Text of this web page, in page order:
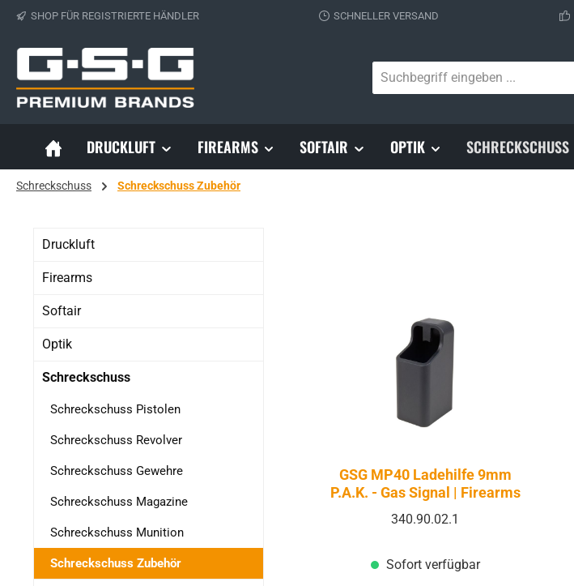
Hauptinhalt springen
Zur Suche springen
Zur Hauptnavigation springen
SHOP FÜR REGISTRIERTE HÄNDLER SCHNELLER VERSAND
DRUCKLUFT FIREARMS SOFTAIR OPTIK SCHRECKSCHUSS
Schreckschuss Schreckschuss Zubehör
Druckluft
Firearms
Softair
Optik
Schreckschuss
Schreckschuss Pistolen
Schreckschuss Revolver
Schreckschuss Gewehre
Schreckschuss Magazine
Schreckschuss Munition
Schreckschuss Zubehör
GSG MP40 Ladehilfe 9mm
P.A.K. - Gas Signal | Firearms
340.90.02.1
Sofort verfügbar